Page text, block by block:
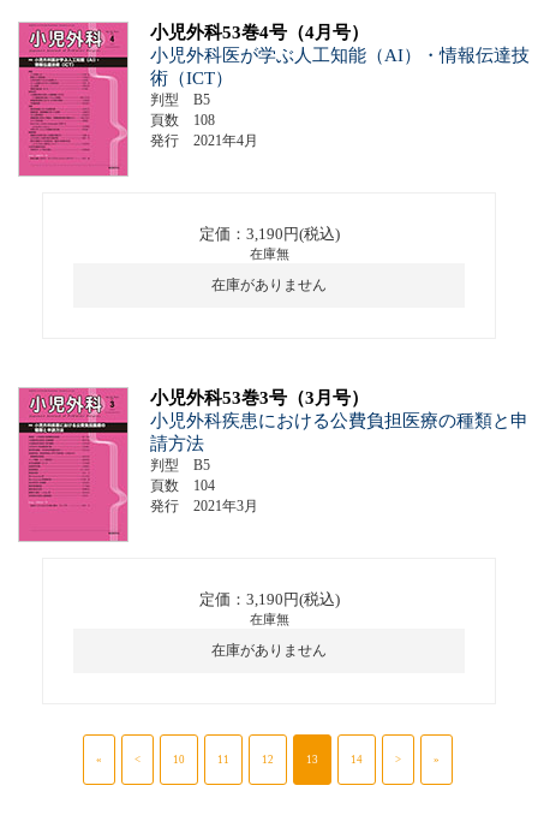
小児外科53巻4号（4月号）
小児外科医が学ぶ人工知能（AI）・情報伝達技
術（ICT）
判型 B5
頁数 108
発行 2021年4月
定価：3,190円(税込)
在庫無
在庫がありません
小児外科53巻3号（3月号）
小児外科疾患における公費負担医療の種類と申
請方法
判型 B5
頁数 104
発行 2021年3月
定価：3,190円(税込)
在庫無
在庫がありません
« < 10 11 12 13 14 > »